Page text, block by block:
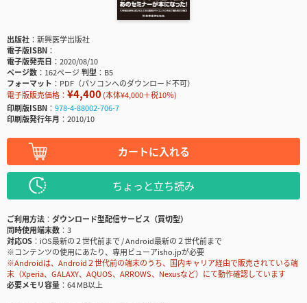
出版社
新興医学出版社
電子版ISBN
電子版発売日
2020/08/10
ページ数
162ページ判型
B5
フォーマット
PDF（パソコンへのダウンロード不可）
電子版販売価格： ¥4,400(本体¥4,000＋税10％)
印刷版ISBN
978-4-88002-706-7
印刷版発行年月
2010/10
カートに入れる
ちょっと立ち読み
ご利用方法
ダウンロード型配信サービス（買切型）
同時使用端末数
3
対応OS
iOS最新の２世代前まで / Android最新の２世代前まで
※コンテンツの使用にあたり、専用ビューアisho.jpが必要
※Androidは、Android２世代前の端末のうち、国内キャリア経由で販売されている端
末（Xperia、GALAXY、AQUOS、ARROWS、Nexusなど）にて動作確認しています
必要メモリ容量
64 MB以上